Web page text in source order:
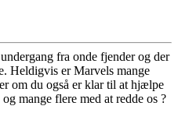
fra onde fjender og der
Heldigvis er Marvels mange
om du også er klar til at hjælpe
mange flere med at redde os ?